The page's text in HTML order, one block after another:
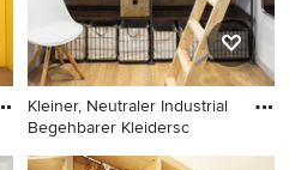
Kleiner, Neutraler Industrial
Begehbarer Kleidersc
Kleiner, Neutraler Industrial